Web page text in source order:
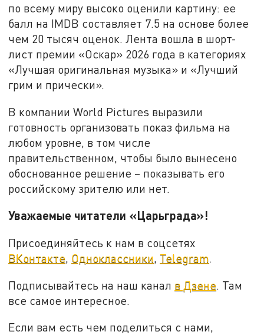
по всему миру высоко оценили картину: ее
балл на IMDB составляет 7.5 на основе более
чем 20 тысяч оценок. Лента вошла в шорт-
лист премии «Оскар» 2026 года в категориях
«Лучшая оригинальная музыка» и «Лучший
грим и прически».
В компании World Pictures выразили
готовность организовать показ фильма на
любом уровне, в том числе
правительственном, чтобы было вынесено
обоснованное решение – показывать его
российскому зрителю или нет.
Уважаемые читатели «Царьграда»!
Присоединяйтесь к нам в соцсетях
ВКонтакте, Одноклассники, Telegram.
Подписывайтесь на наш канал в Дзене . Там
все самое интересное.
Если вам есть чем поделиться с нами,